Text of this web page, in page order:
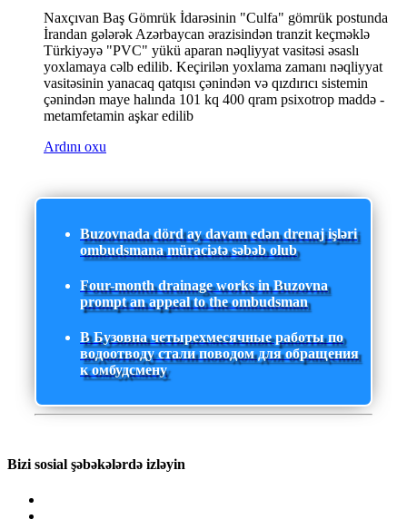
Naxçıvan Baş Gömrük İdarəsinin "Culfa" gömrük postunda
İrandan gələrək Azərbaycan ərazisindən tranzit keçməklə
Türkiyəyə "PVC" yükü aparan nəqliyyat vasitəsi əsaslı
yoxlamaya cəlb edilib. Keçirilən yoxlama zamanı nəqliyyat
vasitəsinin yanacaq qatqısı çənindən və qızdırıcı sistemin
çənindən maye halında 101 kq 400 qram psixotrop maddə -
metamfetamin aşkar edilib
Ardını oxu
Buzovnada dörd ay davam edən drenaj işləri
ombudsmana müraciətə səbəb olub
Four-month drainage works in Buzovna
prompt an appeal to the ombudsman
В Бузовна четырехмесячные работы по
водоотводу стали поводом для обращения
к омбудсмену
Bizi sosial şəbəkələrdə izləyin